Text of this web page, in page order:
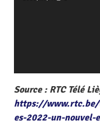
i
d
é
o
Source : RTC Télé
https://
es-2022-un-nouvel-